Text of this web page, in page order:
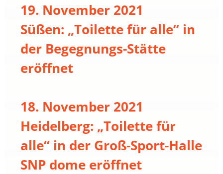
19. November 2021
Süßen: „Toilette für alle“ in
der Begegnungs-Stätte
eröffnet
18. November 2021
Heidelberg: „Toilette für
alle“ in der Groß-Sport-Halle
SNP dome eröffnet